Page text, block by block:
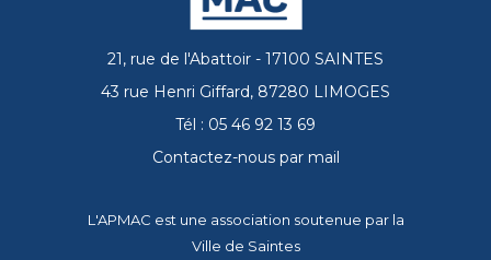
21, rue de l'Abattoir - 17100 SAINTES
43 rue Henri Giffard, 87280 LIMOGES
Tél : 05 46 92 13 69
Contactez-nous par mail
L'APMAC est une association soutenue par la
Ville de Saintes